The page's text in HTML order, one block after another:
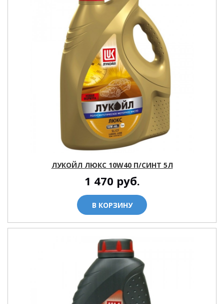
ЛУКОЙЛ ЛЮКС 10W40 П/СИНТ 5Л
1 470 руб.
В КОРЗИНУ